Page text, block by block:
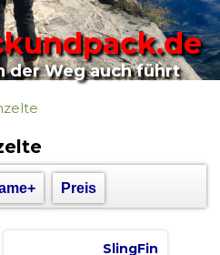
der Weg auch führt
Preis
SlingFin